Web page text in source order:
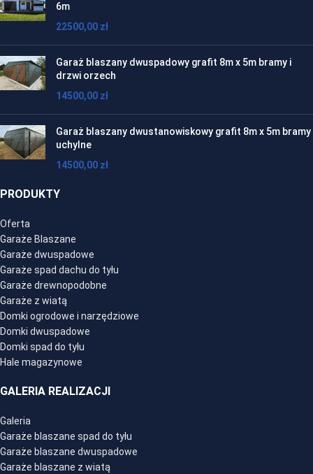
6m
22500,00 zł
Garaż blaszany dwuspadowy grafit 8m x 5m bramy i
drzwi orzech
14500,00 zł
Garaż blaszany dwustanowiskowy grafit 8m x 5m bramy
uchylne
14500,00 zł
PRODUKTY
Oferta
Garaże Blaszane
Garaże dwuspadowe
Garaże spad dachu do tyłu
Garaże drewnopodobne
Garaże z wiatą
Domki ogrodowe i narzędziowe
Domki dwuspadowe
Domki spad do tyłu
Hale magazynowe
GALERIA REALIZACJI
Galeria
Garaże blaszane spad do tyłu
Garaże blaszane dwuspadowe
Garaże blaszane z wiatą